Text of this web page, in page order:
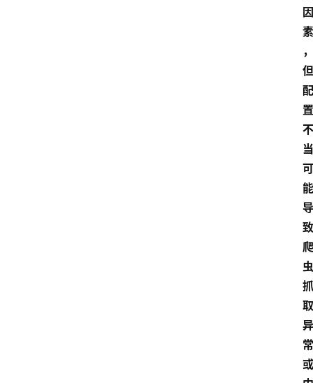
因
素
，
但
配
置
不
当
可
能
导
致
爬
虫
抓
取
异
常
或